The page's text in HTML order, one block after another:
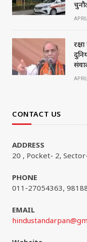
CONTACT US
ADDRESS
20 , Pocket- 2,
PHONE
011-27054363,
EMAIL